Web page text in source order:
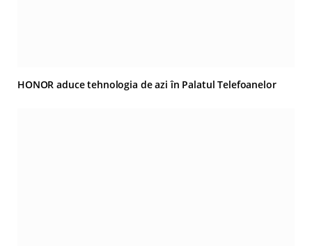
HONOR aduce tehnologia de azi în Palatul Telefoanelor